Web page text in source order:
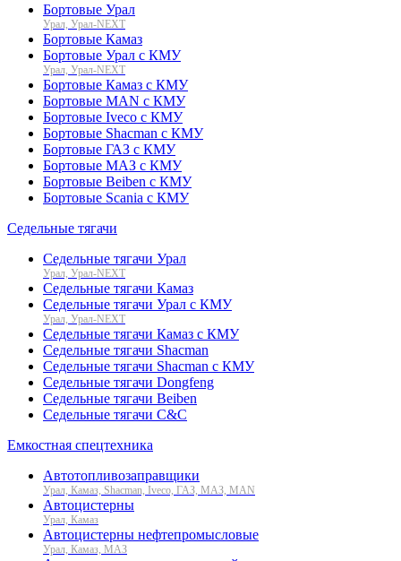
Бортовые Урал
Урал, Урал-NEXT
Бортовые Камаз
Бортовые Урал с КМУ
Урал, Урал-NEXT
Бортовые Камаз с КМУ
Бортовые MAN с КМУ
Бортовые Iveco с КМУ
Бортовые Shacman с КМУ
Бортовые ГАЗ с КМУ
Бортовые МАЗ с КМУ
Бортовые Beiben с КМУ
Бортовые Scania с КМУ
Седельные тягачи
Седельные тягачи Урал
Урал, Урал-NEXT
Седельные тягачи Камаз
Седельные тягачи Урал с КМУ
Урал, Урал-NEXT
Седельные тягачи Камаз с КМУ
Седельные тягачи Shacman
Седельные тягачи Shacman с КМУ
Седельные тягачи Dongfeng
Седельные тягачи Beiben
Седельные тягачи C&C
Емкостная спецтехника
Автотопливозаправщики
Урал, Камаз, Shacman, Iveco, ГАЗ, МАЗ, MAN
Автоцистерны
Урал, Камаз
Автоцистерны нефтепромысловые
Урал, Камаз, МАЗ